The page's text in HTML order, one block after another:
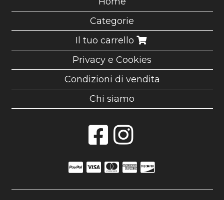
Categorie
Il tuo carrello
Privacy e Cookies
Condizioni di vendita
Chi siamo